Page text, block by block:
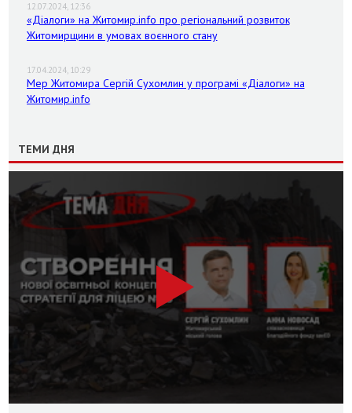
12.07.2024, 12:36
«Діалоги» на Житомир.info про регіональний розвиток
Житомирщини в умовах воєнного стану
17.04.2024, 10:29
Мер Житомира Сергій Сухомлин у програмі «Діалоги» на
Житомир.info
ТЕМИ ДНЯ